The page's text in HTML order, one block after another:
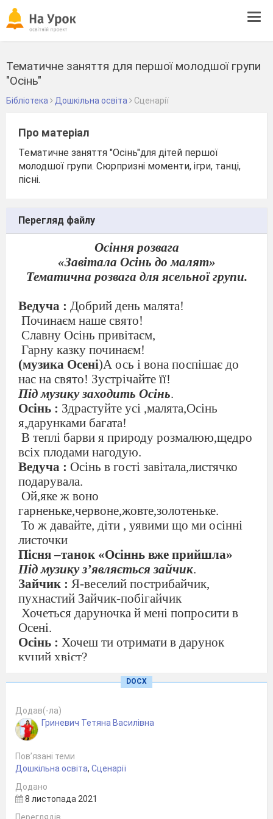
Тематичне заняття для першої молодшої групи
"Осінь"
Бібліотека Дошкільна освіта Сценарії
Про матеріал
Тематичне заняття "Осінь"для дітей першої
молодшої групи. Сюрпризні моменти, ігри, танці,
пісні.
Перегляд файлу
Осіння розвага
«Завітала Осінь до малят»
Тематична розвага для ясельної групи.
Ведуча : Добрий день малята!
Починаєм наше свято!
Славну Осінь привітаєм,
Гарну казку починаєм!
(музика Осені)А ось і вона поспішає до
нас на свято! Зустрічайте її!
Під музику заходить Осінь.
Осінь : Здрастуйте усі ,малята,Осінь
я,дарунками багата!
В теплі барви я природу розмалюю,щедро
всіх плодами нагодую.
Ведуча : Осінь в гості завітала,листячко
подарувала.
Ой,яке ж воно
гарненьке,червоне,жовте,золотеньке.
То ж давайте, діти , уявими що ми осінні
листочки
Пісня –танок «Осіннь вже прийшла»
Під музику з’являється зайчик.
Зайчик : Я-веселий пострибайчик,
пухнастий Зайчик-побігайчик
Хочеться даруночка й мені попросити в
Осені.
Осінь : Хочеш ти отримати в дарунок
куций хвіст?
Зайчик :Я умію танцювати!
Осінь:Уявімо що ми кленові листочки.
Танок «кленові листочки
Осінь :
Що ж йому подарувати?
Зайчик :Найсмачнішу їжу на усяку днину-
Соковиту,свіжу,смачну капустину.
Осінь дарує Зайчику капустину.
DOCX
Додав(-ла)
Гриневич Тетяна Василівна
Пов’язані теми
Дошкільна освіта, Сценарії
Додано
8 листопада 2021